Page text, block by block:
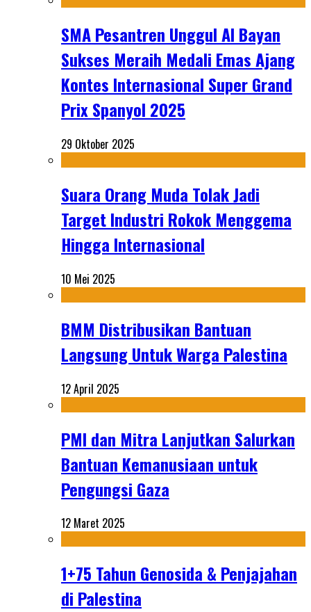
SMA Pesantren Unggul Al Bayan
Sukses Meraih Medali Emas Ajang
Kontes Internasional Super Grand
Prix Spanyol 2025
29 Oktober 2025
Suara Orang Muda Tolak Jadi
Target Industri Rokok Menggema
Hingga Internasional
10 Mei 2025
BMM Distribusikan Bantuan
Langsung Untuk Warga Palestina
12 April 2025
PMI dan Mitra Lanjutkan Salurkan
Bantuan Kemanusiaan untuk
Pengungsi Gaza
12 Maret 2025
1+75 Tahun Genosida & Penjajahan
di Palestina